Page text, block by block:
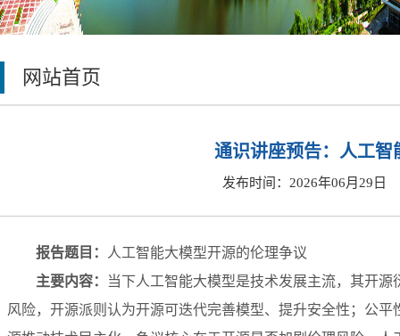
网站首页
通识讲座预告：人工
发布时间：2026年06月29日
报告题目：
人工智能大模型开源的伦理争议
主要内容：
当下人工智能大模型是技术发展主流，其开
风险，开源派则认为开源可迭代完善模型、提升安全性；公